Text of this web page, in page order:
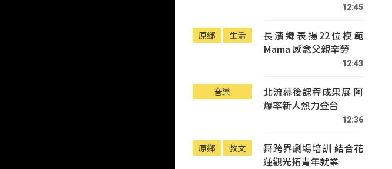
12:45
原鄉 生活
長濱鄉表揚22位模範
Mama 感念父親辛勞
12:43
音樂
北流幕後課程成果展 阿
爆率新人熱力登台
12:36
原鄉 教文
舞跨界劇場培訓 結合花
蓮觀光拓青年就業